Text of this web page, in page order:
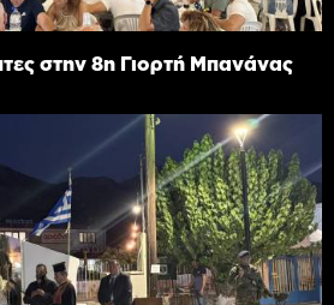
στην 8η Γιορτή Μπανάνας